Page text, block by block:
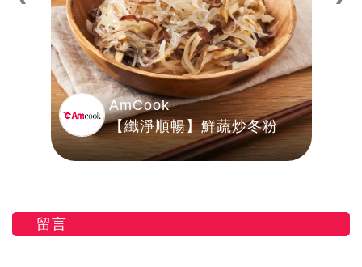
AmCook
【纖淨順暢】鮮蔬炒冬粉
留言